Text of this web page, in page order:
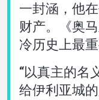
一封涵，他
财产。《奥
冷历史上最
“以真主的名
给伊利亚城